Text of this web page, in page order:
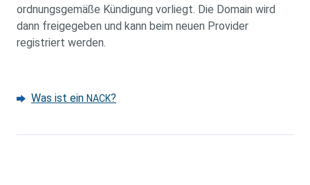
ordnungsgemäße Kündigung vorliegt. Die Domain wird
dann freigegeben und kann beim neuen Provider
registriert werden.
Was ist ein NACK?